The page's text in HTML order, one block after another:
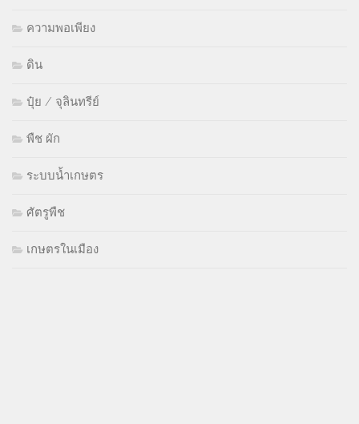
ความพอเพียง
ดิน
ปุ๋ย / จุลินทรีย์
พืช ผัก
ระบบน้ำเกษตร
ศัตรูพืช
เกษตรในเมือง